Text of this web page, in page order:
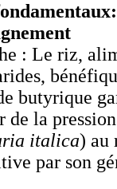
: Le riz,
butyrique
de la
italica) au
par son